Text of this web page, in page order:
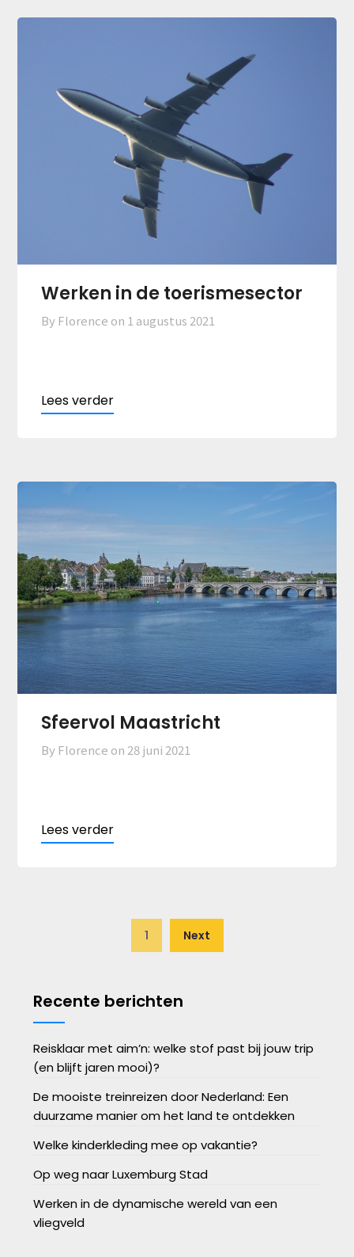
Werken in de toerismesector
By Florence on 1 augustus 2021
Sfeervol Maastricht
By Florence on 28 juni 2021
1 Next
Recente berichten
Reisklaar met aim’n: welke stof past bij jouw trip
(en blijft jaren mooi)?
De mooiste treinreizen door Nederland: Een
duurzame manier om het land te ontdekken
Welke kinderkleding mee op vakantie?
Op weg naar Luxemburg Stad
Werken in de dynamische wereld van een
vliegveld